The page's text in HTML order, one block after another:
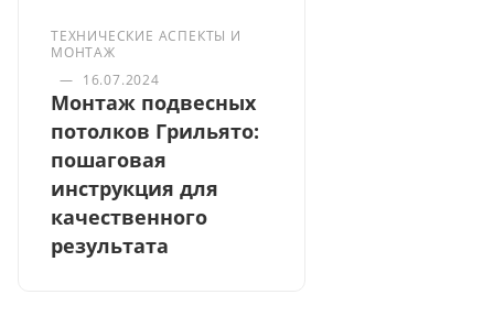
ТЕХНИЧЕСКИЕ АСПЕКТЫ И
МОНТАЖ
— 16.07.2024
Монтаж подвесных
потолков Грильято:
пошаговая
инструкция для
качественного
результата